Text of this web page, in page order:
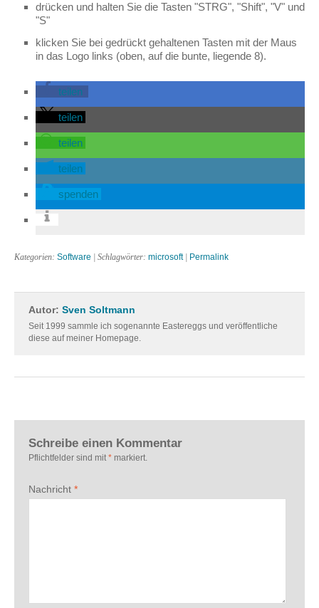
drücken und halten Sie die Tasten "STRG", "Shift", "V" und
"S"
klicken Sie bei gedrückt gehaltenen Tasten mit der Maus
in das Logo links (oben, auf die bunte, liegende 8).
teilen
teilen
teilen
teilen
spenden
Kategorien: Software | Schlagwörter: microsoft| Permalink
Autor: Sven Soltmann
Seit 1999 sammle ich sogenannte Eastereggs und veröffentliche
diese auf meiner Homepage.
Schreibe einen Kommentar
Pflichtfelder sind mit * markiert.
Nachricht *